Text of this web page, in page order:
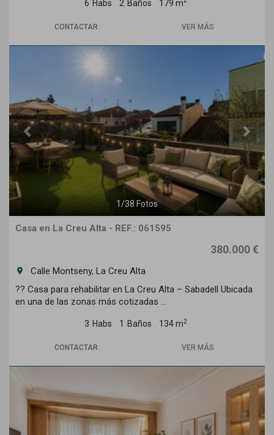
6 Habs 2 Baños 179 m
CONTACTAR VER MÁS
Next
1/38 Fotos
Casa en La Creu Alta - REF.: 061595
380.000 €
room
Calle Montseny, La Creu Alta
?? Casa para rehabilitar en La Creu Alta – Sabadell Ubicada
en una de las zonas más cotizadas ...
3 Habs 1 Baños 134 m2
CONTACTAR VER MÁS
Next